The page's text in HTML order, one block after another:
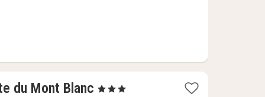
du Mont Blanc 1
, 3 Stjerner